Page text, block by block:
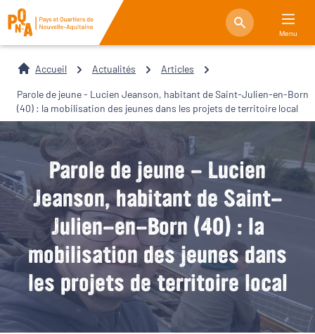
Menu
Accueil Actualités Articles
Parole de jeune - Lucien Jeanson, habitant de Saint-Julien-en-Born
(40) : la mobilisation des jeunes dans les projets de territoire local
Parole de jeune - Lucien
Jeanson, habitant de Saint-
Julien-en-Born (40) : la
mobilisation des jeunes dans
les projets de territoire local